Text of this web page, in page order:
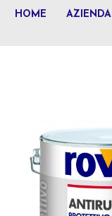
HOME AZIENDA